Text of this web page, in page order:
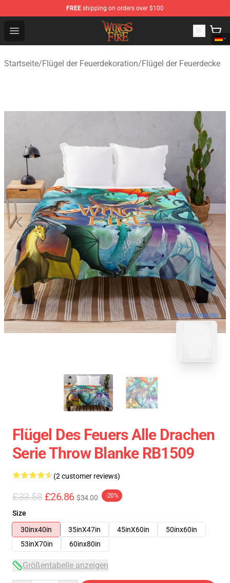
FREE shipping on orders over $100
Open menu
Wings of Fire Shop - Official Wings of Fire Merchandise
Startseite/Flügel der Feuerdekoration/Flügel der Feuerdecke
blank template
Flügel Des Feuers Alle Drachen
Serie Throw Blanke RB1509
(2 customer reviews)
£33.58 £26.86 $34.00 -20%
Size
30inx40in
35inX47in 45inX60in
50inx60in
53inX70in
60inx80in
Größentabelle anzeigen